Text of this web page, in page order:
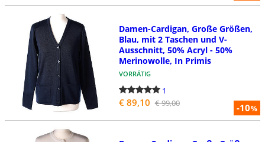
-10%
Damen-Cardigan, Große Größen,
Blau, mit 2 Taschen und V-
Ausschnitt, 50% Acryl - 50%
Merinowolle, In Primis
VORRÄTIG
1
€ 89,10 € 99,00